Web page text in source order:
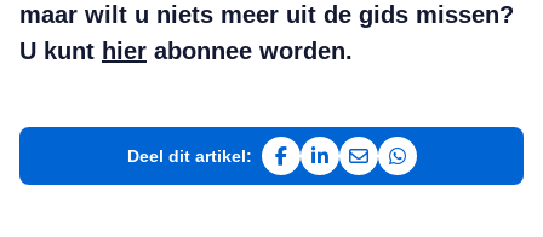
maar wilt u niets meer uit de gids missen?
U kunt hier abonnee worden.
Deel dit artikel:
Deel op Facebook
Deel op LinkedIn
Deel via e-mail
Deel via